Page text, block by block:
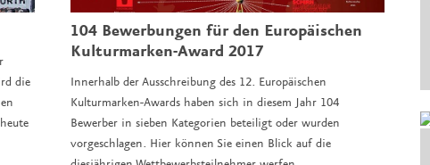
die
104 Bewerbungen für den Europäischen
Kulturmarken-Award 2017
Innerhalb der Ausschreibung des 12. Europäischen
Kulturmarken-Awards haben sich in diesem Jahr 104
Bewerber in sieben Kategorien beteiligt oder wurden
vorgeschlagen. Hier können Sie einen Blick auf die